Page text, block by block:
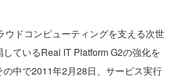
ドコンピューティングを支える次世
ているReal IT Platform G2の強化を
中で2011年2月28日、サービス実行